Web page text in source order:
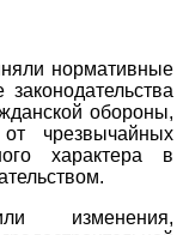
нормативные
обороны,
чрезвычайных
характера в
изменения,